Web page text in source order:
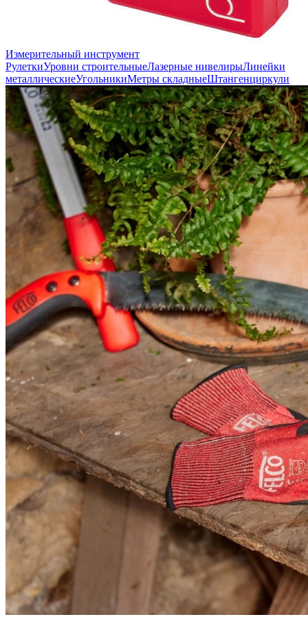
Измерительный инструмент
РулеткиУровни строительныеЛазерные нивелирыЛинейки
металлическиеУгольникиМетры складныеШтангенциркули